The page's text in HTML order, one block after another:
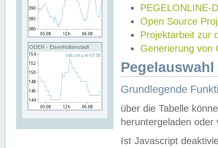
ODER - Eisenhüttenstadt
PEGELONLINE-
Open Source
Projektarbeit zur
Generierung von
Grundlegende
über die Tabelle
heruntergeladen oder
Ist Javascript